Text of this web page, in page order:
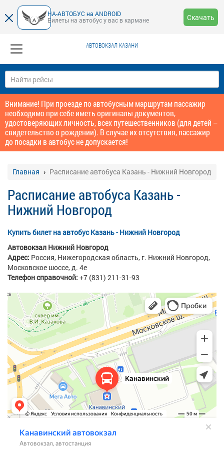
НА-АВТОБУС на ANDROID
Билеты на автобус у вас в кармане
Скачать
АВТОВОКЗАЛ КАЗАНИ
Внимание! При проезде по автобусным маршрутам пассажир
необходимо при себе иметь оригиналы документов,
удостоверяющих личность, всех путешественников (для детей –
свидетельство о рождении). В случае их отсутствия, пассажир
до посадки в автобус не допускается!
Главная Расписание автобуса Казань - Нижний Новгород
Расписание автобуса Казань -
Нижний Новгород
Купить билет на автобус Казань - Нижний Новгород
Автовокзал Нижний Новгород
Адрес: Россия, Нижегородская область, г. Нижний Новгород,
Московское шоссе, д. 4е
Телефон справочной: +7 (831) 211-31-93